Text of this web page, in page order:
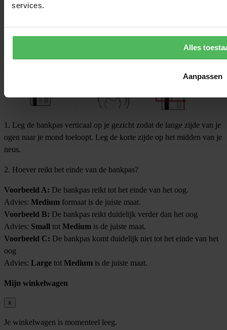
services.
Alles
Aanpassen
Dit is heel eenvoudig!Om jouw Ray-Ban correctie montuur maat
te bepalen heb je slechts een bankpasje / rijbewijspasje nodig.
1. Leg de bankpas verticaal op je gezicht zodat de lange zijde van je
ogen naar je mond toeloopt. Leg de korte zijde op het midden van je
neus.
2. Hoever reikt het einde van de bankpas?
Voorbeeld A: De bankpas reikt tot het einde van het oog.
Advies: Medium formaat is de juiste maat.
Voorbeeld B: De bankpas reikt duidelijk verder dan het oog
Advies: Small tot Medium is de juiste maat.
Voorbeeld C: De bankpas komt duidelijk niet tot het einde van het
oog
Advies: Large tot Medium is de juiste maat.
Mijn winkelwagen
x
Je winkelwagen is momenteel leeg.